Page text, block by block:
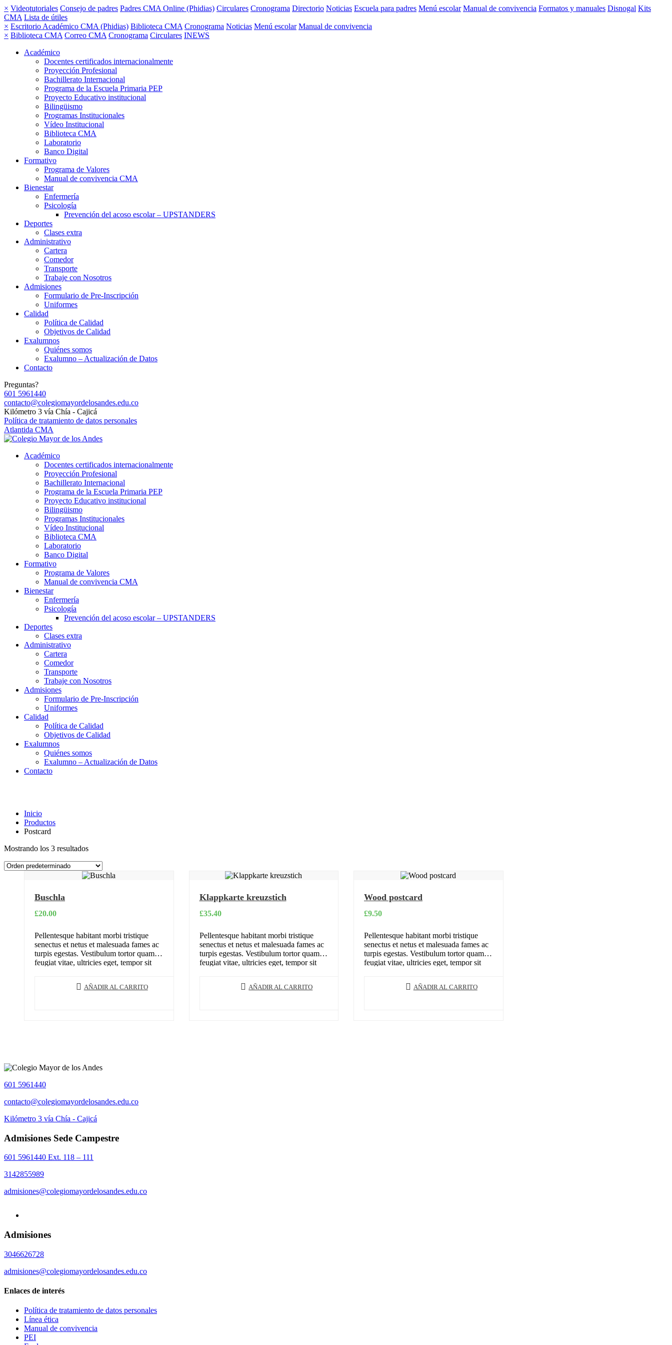
× Videotutoriales Consejo de padres Padres CMA Online (Phidias) Circulares Cronograma Directorio Noticias Escuela para padres Menú escolar Manual de convivencia Formatos y manuales Disnogal Kits
CMA Lista de útiles
× Escritorio Académico CMA (Phidias) Biblioteca CMA Cronograma Noticias Menú escolar Manual de convivencia
× Biblioteca CMA Correo CMA Cronograma Circulares INEWS
Académico
Docentes certificados internacionalmente
Proyección Profesional
Bachillerato Internacional
Programa de la Escuela Primaria PEP
Proyecto Educativo institucional
Bilingüismo
Programas Institucionales
Vídeo Institucional
Biblioteca CMA
Laboratorio
Banco Digital
Formativo
Programa de Valores
Manual de convivencia CMA
Bienestar
Enfermería
Psicología
Prevención del acoso escolar – UPSTANDERS
Deportes
Clases extra
Administrativo
Cartera
Comedor
Transporte
Trabaje con Nosotros
Admisiones
Formulario de Pre-Inscripción
Uniformes
Calidad
Política de Calidad
Objetivos de Calidad
Exalumnos
Quiénes somos
Exalumno – Actualización de Datos
Contacto
Preguntas?
601 5961440
contacto@colegiomayordelosandes.edu.co
Kilómetro 3 vía Chía - Cajicá
Política de tratamiento de datos personales
Atlantida CMA
Académico
Docentes certificados internacionalmente
Proyección Profesional
Bachillerato Internacional
Programa de la Escuela Primaria PEP
Proyecto Educativo institucional
Bilingüismo
Programas Institucionales
Vídeo Institucional
Biblioteca CMA
Laboratorio
Banco Digital
Formativo
Programa de Valores
Manual de convivencia CMA
Bienestar
Enfermería
Psicología
Prevención del acoso escolar – UPSTANDERS
Deportes
Clases extra
Administrativo
Cartera
Comedor
Transporte
Trabaje con Nosotros
Admisiones
Formulario de Pre-Inscripción
Uniformes
Calidad
Política de Calidad
Objetivos de Calidad
Exalumnos
Quiénes somos
Exalumno – Actualización de Datos
Contacto
Inicio
Productos
Postcard
Mostrando los 3 resultados
Buschla
£20.00
Pellentesque habitant morbi tristique
senectus et netus et malesuada fames ac
turpis egestas. Vestibulum tortor quam,
feugiat vitae, ultricies eget, tempor sit
AÑADIR AL CARRITO
Klappkarte kreuzstich
£35.40
Pellentesque habitant morbi tristique
senectus et netus et malesuada fames ac
turpis egestas. Vestibulum tortor quam,
feugiat vitae, ultricies eget, tempor sit
AÑADIR AL CARRITO
Wood postcard
£9.50
Pellentesque habitant morbi tristique
senectus et netus et malesuada fames ac
turpis egestas. Vestibulum tortor quam,
feugiat vitae, ultricies eget, tempor sit
AÑADIR AL CARRITO
601 5961440
contacto@colegiomayordelosandes.edu.co
Kilómetro 3 vía Chía - Cajicá
Admisiones Sede Campestre
601 5961440 Ext. 118 – 111
3142855989
admisiones@colegiomayordelosandes.edu.co
Admisiones
3046626728
admisiones@colegiomayordelosandes.edu.co
Enlaces de interés
Política de tratamiento de datos personales
Línea ética
Manual de convivencia
PEI